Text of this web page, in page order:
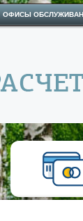
ОФИСЫ